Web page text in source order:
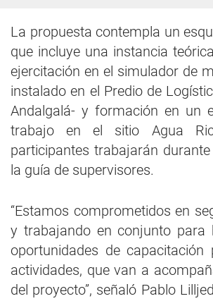
La propuesta contempla un
que incluye una instancia
ejercitación en el simulador de
instalado en el Predio de
Andalgalá- y formación en un
trabajo en el sitio Agua
participantes trabajarán
la guía de supervisores.
“Estamos comprometidos en
y trabajando en conjunto para
oportunidades de
actividades, que van a
del proyecto”, señaló Pablo